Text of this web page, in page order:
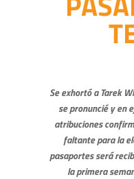
Se exhortó a Tarek
se pronuncié y en
atribuciones
faltante para la
pasaportes será
la primera